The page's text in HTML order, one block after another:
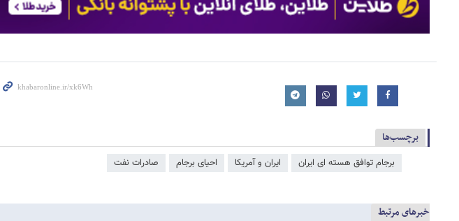
برچسب‌ها
برجام توافق هسته ای ایران ایران و آمریکا احیای برجام صادرات نفت
خبرهای مرتبط